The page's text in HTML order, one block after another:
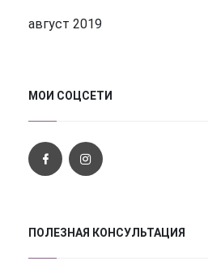
август 2019
МОИ СОЦСЕТИ
ПОЛЕЗНАЯ КОНСУЛЬТАЦИЯ